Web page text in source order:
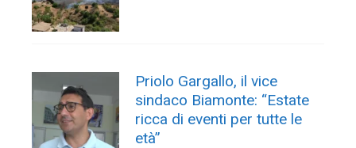
Priolo Gargallo, il vice
sindaco Biamonte: “Estate
ricca di eventi per tutte le
età”